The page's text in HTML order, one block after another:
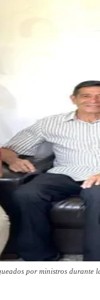
por ministros durante